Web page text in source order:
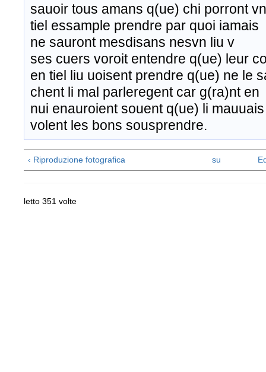
sauoir tous amans q(ue) chi porront vn
tiel essample prendre par quoi iamais
ne sauront mesdisans nesvn liu v
ses cuers voroit entendre q(ue) leur
en tiel liu uoisent prendre q(ue) ne le
chent li mal parleregent car g(ra)nt en
nui enauroient souent q(ue) li mauuais
volent les bons sousprendre.
‹ Riproduzione fotografica su
letto 351 volte